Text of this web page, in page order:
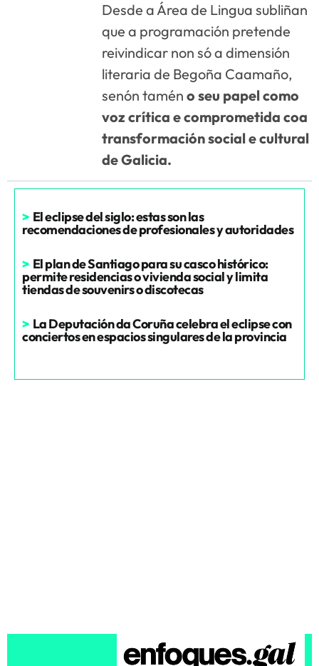
Desde a Área de Lingua subliñan
que a programación pretende
reivindicar non só a dimensión
literaria de Begoña Caamaño,
senón taméno seu papel como
voz crítica e comprometida coa
transformación social e cultural
de Galicia.
> El eclipse del siglo: estas son las
recomendaciones de profesionales y autoridades
> El plan de Santiago para su casco histórico:
permite residencias o vivienda social y limita
tiendas de souvenirs o discotecas
> La Deputación da Coruña celebra el eclipse con
conciertos en espacios singulares de la provincia